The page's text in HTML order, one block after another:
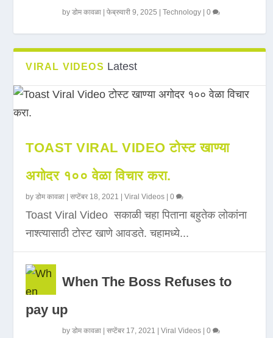
byडोम कावळा |फेब्रुवारी 9, 2025 |Technology |0
VIRAL VIDEOS Latest
TOAST VIRAL VIDEO टोस्ट खाण्या
अगोदर १०० वेळा विचार करा.
byडोम कावळा |सप्टेंबर 18, 2021 |Viral Videos |0
Toast Viral Video सकाळी चहा पिताना बहुतेक लोकांना
नाश्त्यासाठी टोस्ट खाणे आवडते. चहामध्ये...
When The Boss Refuses to
pay up
byडोम कावळा |सप्टेंबर 17, 2021 |Viral Videos |0